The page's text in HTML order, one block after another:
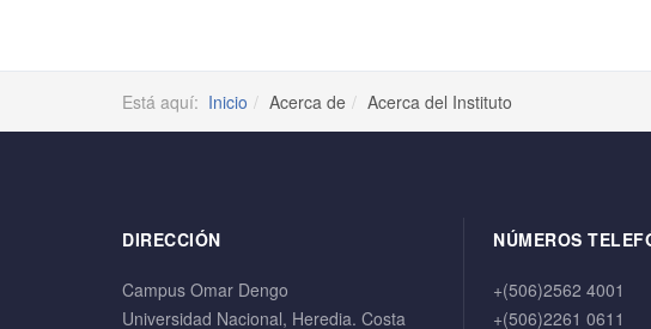
Está aquí: Inicio Acerca de Acerca del Instituto
DIRECCIÓN
Campus Omar Dengo
Universidad Nacional, Heredia. Costa
NÚMEROS
+(506)2562 4001
+(506)2261 0611